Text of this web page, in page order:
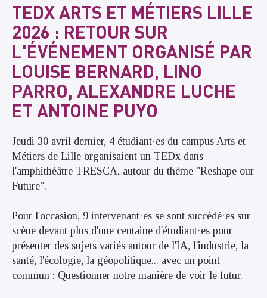
TEDX ARTS ET MÉTIERS LILLE
2026 : RETOUR SUR
L'ÉVÉNEMENT ORGANISÉ PAR
LOUISE BERNARD, LINO
PARRO, ALEXANDRE LUCHE
ET ANTOINE PUYO
Jeudi 30 avril dernier, 4 étudiant·es du campus Arts et
Métiers de Lille organisaient un TEDx dans
l'amphithéâtre TRESCA, autour du thème "Reshape our
Future".
Pour l'occasion, 9 intervenant·es se sont succédé·es sur
scène devant plus d'une centaine d'étudiant·es pour
présenter des sujets variés autour de l'IA, l'industrie, la
santé, l'écologie, la géopolitique... avec un point
commun : Questionner notre manière de voir le futur.